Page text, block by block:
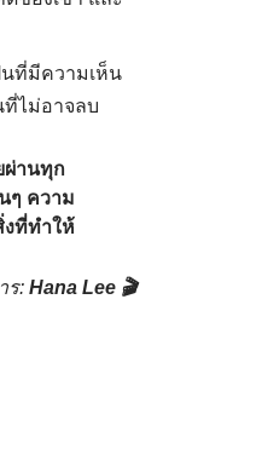
นที่มีความเห็น
ที่ไม่อาจลบ
ผ่านทุก
ๆ ความ
งที่ทำให้
ร: Hana Lee 🎬